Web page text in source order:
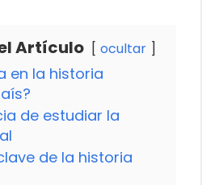
Artículo ocultar
en la historia
de estudiar la
de la historia